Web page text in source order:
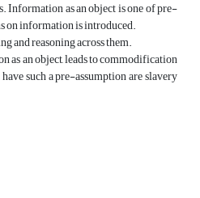
Information as an object is one of pre-
on information is introduced.
and reasoning across them.
as an object, leads to commodification
such a pre-assumption are slavery